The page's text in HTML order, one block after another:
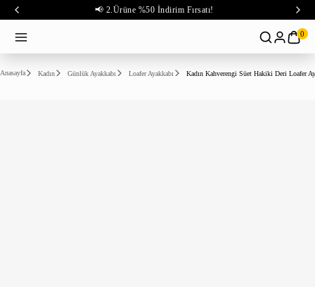
📢 2.Ürüne %50 İndirim Fırsatı!
0
Anasayfa Kadın Günlük Ayakkabı Loafer Ayakkabı Kadın Kahverengi Süet Hakiki Deri Loafer